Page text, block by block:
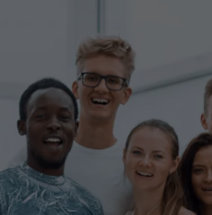
PRÉNOM
Coordonnées